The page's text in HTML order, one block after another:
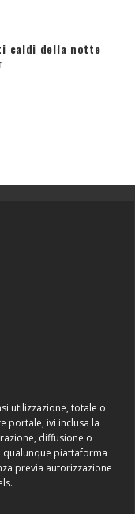
caldi della notte
utilizzazione, totale o
portale, ivi inclusa la
diffusione o
qualunque piattaforma
previa autorizzazione